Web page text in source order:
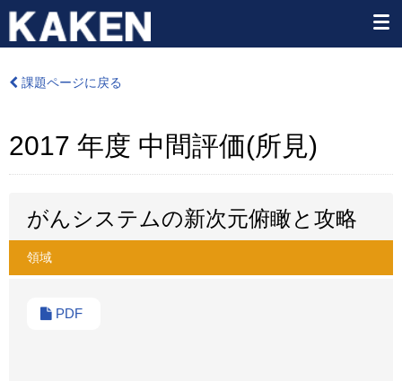
課題ページに戻る
2017 年度 中間評価(所見)
がんシステムの新次元俯瞰と攻略
領域
PDF